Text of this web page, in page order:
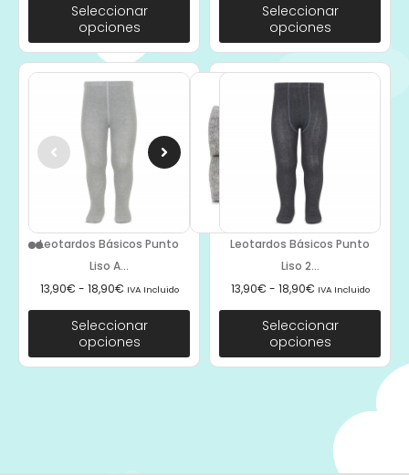
Seleccionar
opciones
Seleccionar
opciones
Leotardos Básicos Punto
Liso A...
13,90€ - 18,90€ IVA Incluido
Seleccionar
opciones
Leotardos Básicos Punto
Liso 2...
13,90€ - 18,90€ IVA Incluido
Seleccionar
opciones